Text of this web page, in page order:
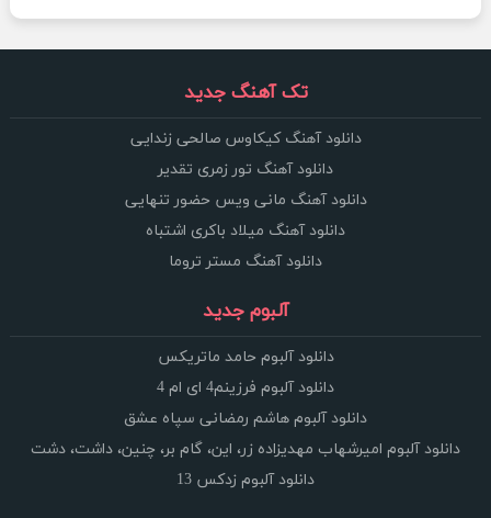
تک آهنگ جدید
دانلود آهنگ کیکاوس صالحی زندایی
دانلود آهنگ تور زمری تقدیر
دانلود آهنگ مانی ویس حضور تنهایی
دانلود آهنگ میلاد باکری اشتباه
دانلود آهنگ مستر تروما
آلبوم جدید
دانلود آلبوم حامد ماتریکس
دانلود آلبوم فرزینم4 ای ام 4
دانلود آلبوم هاشم رمضانی سپاه عشق
دانلود آلبوم امیرشهاب مهدیزاده زر، این، گام بر، چنین، داشت، دشت
دانلود آلبوم زدکس 13